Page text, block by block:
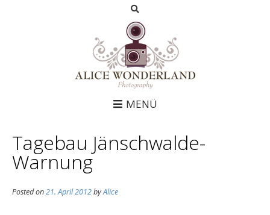
MENÜ
Tagebau Jänschwalde-
Warnung
Posted on21. April 2012byAlice